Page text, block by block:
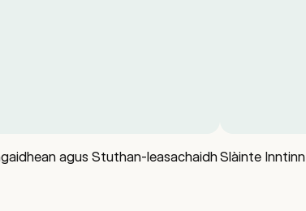
agus Stuthan-leasachaidhSlàinte Inntinn